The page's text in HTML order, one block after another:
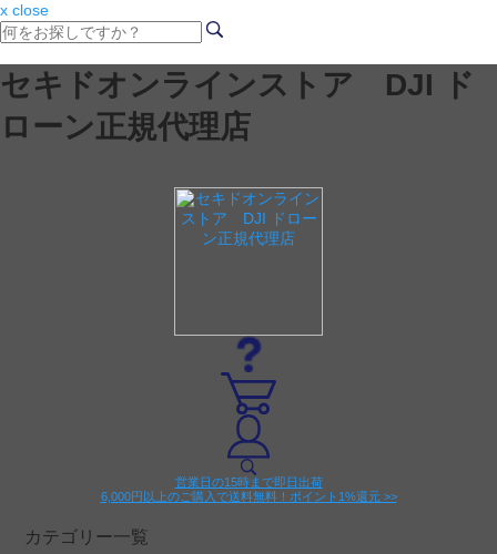
x close
セキドオンラインストア DJI ド
ローン正規代理店
営業日の15時まで即日出荷
6,000円以上のご購入で送料無料！ポイント1%還元 >>
カテゴリー一覧